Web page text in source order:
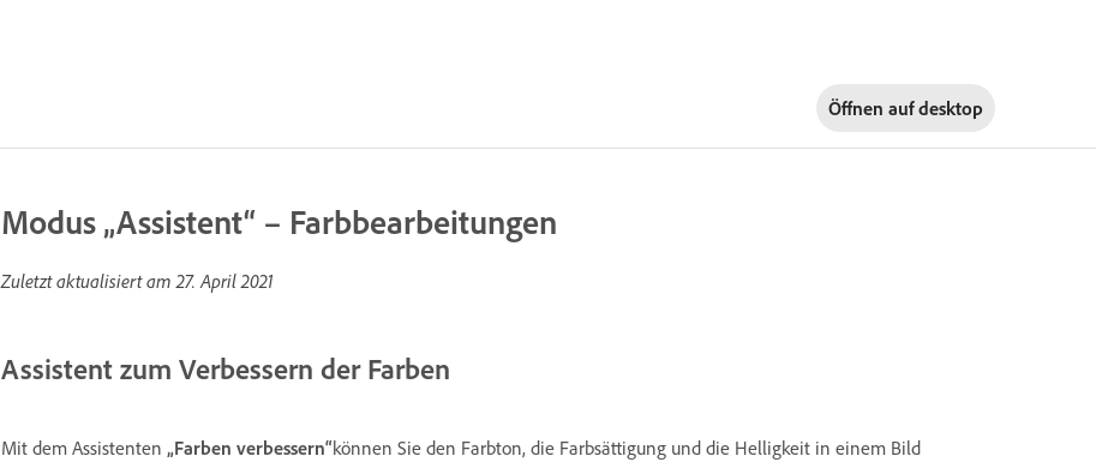
Öffnen aufdesktop
Modus „Assistent“ – Farbbearbeitungen
Zuletzt aktualisiert am27. April 2021
Assistent zum Verbessern der Farben
Mit dem Assistenten „Farben verbessern“können Sie den Farbton, die Farbsättigung und die Helligkeit in einem Bild